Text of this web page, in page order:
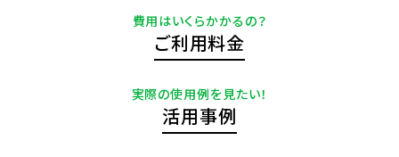
費用はいくらかかるの？
ご利用料金
実際の使用例を見たい！
活用事例